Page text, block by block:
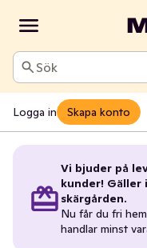
Sök
Logga in Skapa konto
Vi bjuder på
kunder!
skärgården.
Nu får du fri
handlar minst